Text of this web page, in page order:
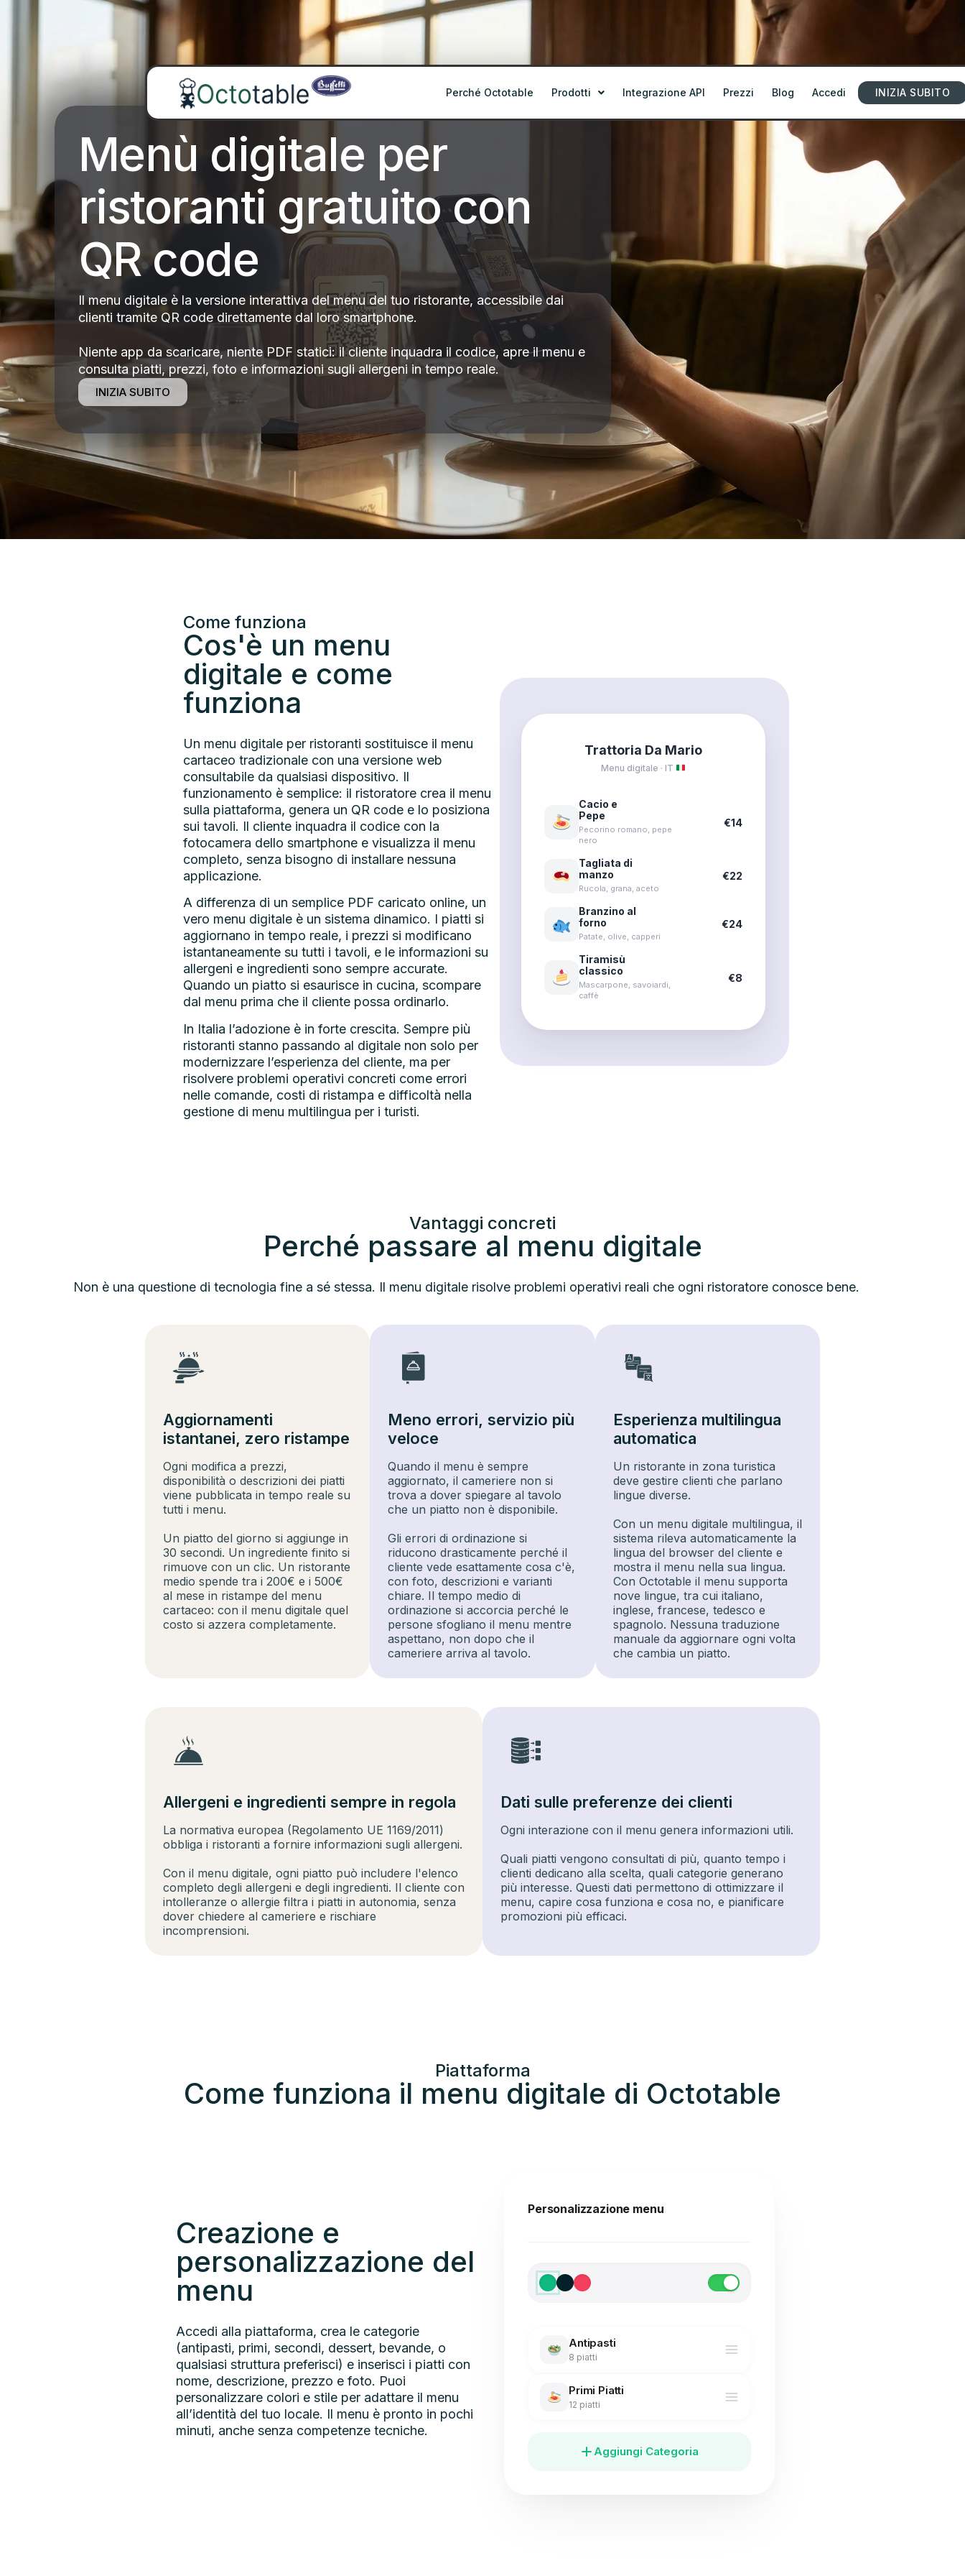
Perché Octotable Prodotti Integrazione API Prezzi Blog Accedi INIZIA SUBITO
Menù digitale per
ristoranti gratuito con
QR code
Il menu digitale è la versione interattiva del menu del tuo ristorante, accessibile dai
clienti tramite QR code direttamente dal loro smartphone.
Niente app da scaricare, niente PDF statici: il cliente inquadra il codice, apre il menu e
consulta piatti, prezzi, foto e informazioni sugli allergeni in tempo reale.
INIZIA SUBITO
Come funziona
Cos'è un menu
digitale e come
funziona
Un menu digitale per ristoranti sostituisce il menu
cartaceo tradizionale con una versione web
consultabile da qualsiasi dispositivo. Il
funzionamento è semplice: il ristoratore crea il menu
sulla piattaforma, genera un QR code e lo posiziona
sui tavoli. Il cliente inquadra il codice con la
fotocamera dello smartphone e visualizza il menu
completo, senza bisogno di installare nessuna
applicazione.
A differenza di un semplice PDF caricato online, un
vero menu digitale è un sistema dinamico. I piatti si
aggiornano in tempo reale, i prezzi si modificano
istantaneamente su tutti i tavoli, e le informazioni su
allergeni e ingredienti sono sempre accurate.
Quando un piatto si esaurisce in cucina, scompare
dal menu prima che il cliente possa ordinarlo.
In Italia l’adozione è in forte crescita. Sempre più
ristoranti stanno passando al digitale non solo per
modernizzare l’esperienza del cliente, ma per
risolvere problemi operativi concreti come errori
nelle comande, costi di ristampa e difficoltà nella
gestione di menu multilingua per i turisti.
Trattoria Da Mario
Menu digitale · IT
Cacio e
Pepe
Pecorino romano, pepe
nero
€14
Tagliata di
manzo
Rucola, grana, aceto
€22
Branzino al
forno
Patate, olive, capperi
€24
Tiramisù
classico
Mascarpone, savoiardi,
caffè
€8
Vantaggi concreti
Perché passare al menu digitale
Non è una questione di tecnologia fine a sé stessa. Il menu digitale risolve problemi operativi reali che ogni ristoratore conosce bene.
Aggiornamenti
istantanei, zero ristampe
Ogni modifica a prezzi,
disponibilità o descrizioni dei piatti
viene pubblicata in tempo reale su
tutti i menu.
Un piatto del giorno si aggiunge in
30 secondi. Un ingrediente finito si
rimuove con un clic. Un ristorante
medio spende tra i 200€ e i 500€
al mese in ristampe del menu
cartaceo: con il menu digitale quel
costo si azzera completamente.
Meno errori, servizio più
veloce
Quando il menu è sempre
aggiornato, il cameriere non si
trova a dover spiegare al tavolo
che un piatto non è disponibile.
Gli errori di ordinazione si
riducono drasticamente perché il
cliente vede esattamente cosa c'è,
con foto, descrizioni e varianti
chiare. Il tempo medio di
ordinazione si accorcia perché le
persone sfogliano il menu mentre
aspettano, non dopo che il
cameriere arriva al tavolo.
Esperienza multilingua
automatica
Un ristorante in zona turistica
deve gestire clienti che parlano
lingue diverse.
Con un menu digitale multilingua, il
sistema rileva automaticamente la
lingua del browser del cliente e
mostra il menu nella sua lingua.
Con Octotable il menu supporta
nove lingue, tra cui italiano,
inglese, francese, tedesco e
spagnolo. Nessuna traduzione
manuale da aggiornare ogni volta
che cambia un piatto.
Allergeni e ingredienti sempre in regola
La normativa europea (Regolamento UE 1169/2011)
obbliga i ristoranti a fornire informazioni sugli allergeni.
Con il menu digitale, ogni piatto può includere l'elenco
completo degli allergeni e degli ingredienti. Il cliente con
intolleranze o allergie filtra i piatti in autonomia, senza
dover chiedere al cameriere e rischiare
incomprensioni.
Dati sulle preferenze dei clienti
Ogni interazione con il menu genera informazioni utili.
Quali piatti vengono consultati di più, quanto tempo i
clienti dedicano alla scelta, quali categorie generano
più interesse. Questi dati permettono di ottimizzare il
menu, capire cosa funziona e cosa no, e pianificare
promozioni più efficaci.
Piattaforma
Come funziona il menu digitale di Octotable
Creazione e
personalizzazione del
menu
Accedi alla piattaforma, crea le categorie
(antipasti, primi, secondi, dessert, bevande, o
qualsiasi struttura preferisci) e inserisci i piatti con
nome, descrizione, prezzo e foto. Puoi
personalizzare colori e stile per adattare il menu
all’identità del tuo locale. Il menu è pronto in pochi
minuti, anche senza competenze tecniche.
Personalizzazione menu
Antipasti
8 piatti
Primi Piatti
12 piatti
Aggiungi Categoria